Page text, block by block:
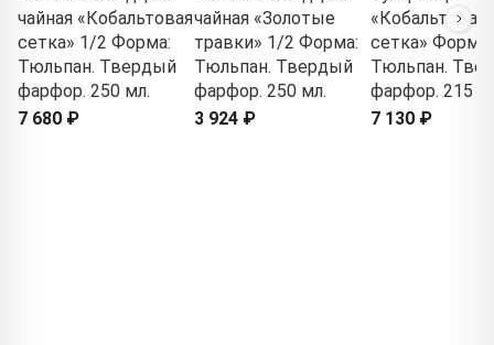
чайная «Кобальтовая
сетка» 1/2 Форма:
Тюльпан. Твердый
фарфор. 250 мл.
7 680 ₽
чайная «Золотые
травки» 1/2 Форма:
Тюльпан. Твердый
фарфор. 250 мл.
3 924 ₽
«Кобальтовая
сетка» Форма:
Тюльпан.
фарфор. 215
7 130 ₽